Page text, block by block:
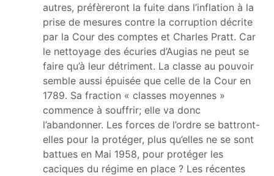
autres, préfèreront la fuite dans l’inflation à la
prise de mesures contre la corruption décrite
par la Cour des comptes et Charles Pratt. Car
le nettoyage des écuries d’Augias ne peut se
faire qu’à leur détriment. La classe au pouvoir
semble aussi épuisée que celle de la Cour en
1789. Sa fraction « classes moyennes »
commence à souffrir; elle va donc
l’abandonner. Les forces de l’ordre se battront-
elles pour la protéger, plus qu’elles ne se sont
battues en Mai 1958, pour protéger les
caciques du régime en place ? Les récentes